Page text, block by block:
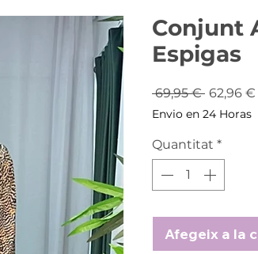
Conjunt
Espigas
69,95 € Preu
normal
62,96 €
Envio en 24 Horas
Quantitat *
Afegeix a la